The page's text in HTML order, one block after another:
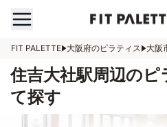
FIT PALETTE 大阪府のピラティス 大阪
住吉大社駅周辺の
て探す